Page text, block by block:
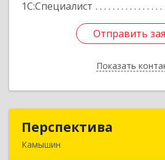
1С:Специалист
Отправить
Показать
Отправить
Назад
Перспектива
Камышин